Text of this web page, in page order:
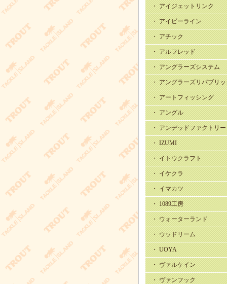
・ アイジェットリンク
・ アイビーライン
・ アチック
・ アルフレッド
・ アングラーズシステム
・ アングラーズリパブリ
・ アートフィッシング
・ アングル
・ アンデッドファクトリー
・ IZUMI
・ イトウクラフト
・ イケクラ
・ イマカツ
・ 1089工房
・ ウォーターランド
・ ウッドリーム
・ UOYA
・ ヴァルケイン
・ ヴァンフック